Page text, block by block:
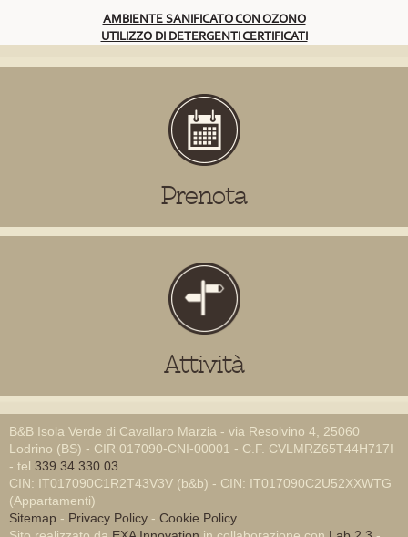
AMBIENTE SANIFICATO CON OZONO
UTILIZZO DI DETERGENTI CERTIFICATI
Prenota
Attività
B&B Isola Verde di Cavallaro Marzia - via Resolvino 4, 25060
Lodrino (BS) - CIR 017090-CNI-00001 - C.F. CVLMRZ65T44H717I
- tel 339 34 330 03
CIN: IT017090C1R2T43V3V (b&b) - CIN: IT017090C2U52XXWTG
(Appartamenti)
Sitemap - Privacy Policy - Cookie Policy